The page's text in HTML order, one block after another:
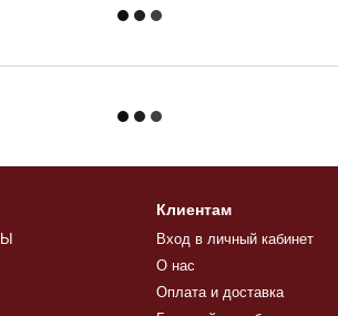
Клиентам
Вход в личный кабинет
О нас
Оплата и доставка